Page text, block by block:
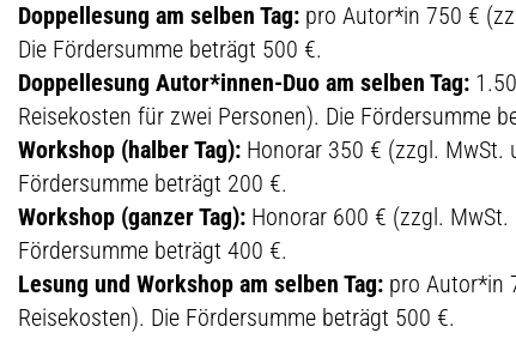
Doppellesung am selben Tag: pro Autor*in 750 €
Die Fördersumme beträgt 500 €.
Doppellesung Autor*innen-Duo am selben Tag:
Reisekosten für zwei Personen). Die Fördersumme
Workshop (halber Tag): Honorar 350 € (zzgl. MwSt.
Fördersumme beträgt 200 €.
Workshop (ganzer Tag): Honorar 600 € (zzgl.
Fördersumme beträgt 400 €.
Lesung und Workshop am selben Tag: pro Autor*in
Reisekosten). Die Fördersumme beträgt 500 €.